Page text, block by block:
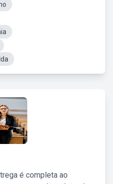
é completa ao